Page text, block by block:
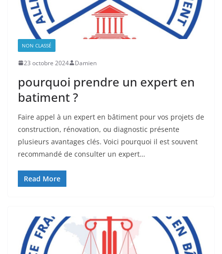
NON CLASSÉ
23 octobre 2024 Damien
pourquoi prendre un expert en
batiment ?
Faire appel à un expert en bâtiment pour vos projets de
construction, rénovation, ou diagnostic présente
plusieurs avantages clés. Voici pourquoi il est souvent
recommandé de consulter un expert…
Read More